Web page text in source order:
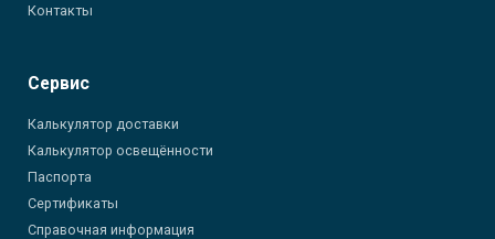
Контакты
Сервис
Калькулятор доставки
Калькулятор освещённости
Паспорта
Сертификаты
Справочная информация